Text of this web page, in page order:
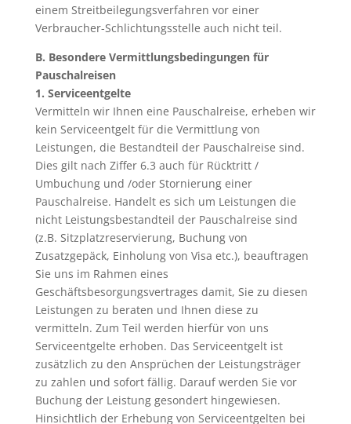
einem Streitbeilegungsverfahren vor einer
Verbraucher-Schlichtungsstelle auch nicht teil.
B. Besondere Vermittlungsbedingungen für
Pauschalreisen
1. Serviceentgelte
Vermitteln wir Ihnen eine Pauschalreise, erheben wir
kein Serviceentgelt für die Vermittlung von
Leistungen, die Bestandteil der Pauschalreise sind.
Dies gilt nach Ziffer 6.3 auch für Rücktritt /
Umbuchung und /oder Stornierung einer
Pauschalreise. Handelt es sich um Leistungen die
nicht Leistungsbestandteil der Pauschalreise sind
(z.B. Sitzplatzreservierung, Buchung von
Zusatzgepäck, Einholung von Visa etc.), beauftragen
Sie uns im Rahmen eines
Geschäftsbesorgungsvertrages damit, Sie zu diesen
Leistungen zu beraten und Ihnen diese zu
vermitteln. Zum Teil werden hierfür von uns
Serviceentgelte erhoben. Das Serviceentgelt ist
zusätzlich zu den Ansprüchen der Leistungsträger
zu zahlen und sofort fällig. Darauf werden Sie vor
Buchung der Leistung gesondert hingewiesen.
Hinsichtlich der Erhebung von Serviceentgelten bei